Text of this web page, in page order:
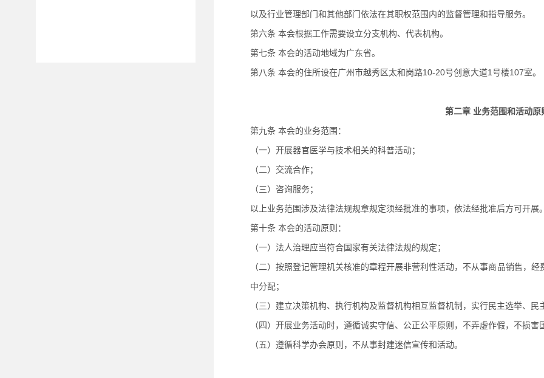
以及行业管理部门和其他部门依法在其职权范围内的监督管理和指导服务。
第六条 本会根据工作需要设立分支机构、代表机构。
第七条 本会的活动地域为广东省。
第八条 本会的住所设在广州市越秀区太和岗路10-20号创意大道1号楼107室。
第二章 业务范围和活动原
第九条 本会的业务范围：
（一）开展器官医学与技术相关的科普活动；
（二）交流合作；
（三）咨询服务；
以上业务范围涉及法律法规规章规定须经批准的事项，依法经批准后方可开展
第十条 本会的活动原则：
（一）法人治理应当符合国家有关法律法规的规定；
（二）按照登记管理机关核准的章程开展非营利性活动，不从事商品销售，
中分配；
（三）建立决策机构、执行机构及监督机构相互监督机制，实行民主选举、民
（四）开展业务活动时，遵循诚实守信、公正公平原则，不弄虚作假，不损害
（五）遵循科学办会原则，不从事封建迷信宣传和活动。